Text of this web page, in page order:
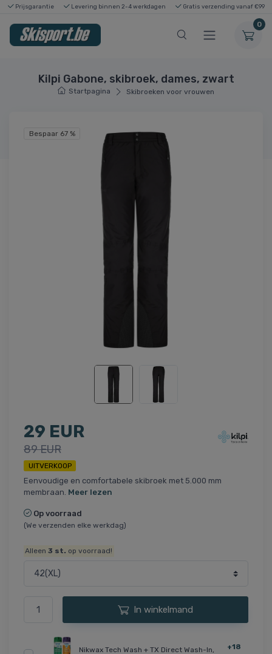
Prijsgarantie Levering binnen 2-4 werkdagen Gratis verzending vanaf €99
0
Kilpi Gabone, skibroek, dames, zwart
Startpagina Skibroeken voor vrouwen
Bespaar 67 %
29 EUR
89 EUR
UITVERKOOP
Eenvoudige en comfortabele skibroek met 5.000 mm
membraan. Meer lezen
Op voorraad
(We verzenden elke werkdag)
Alleen3 st. op voorraad!
In winkelmand
Nikwax Tech Wash + TX Direct Wash-In,
+18